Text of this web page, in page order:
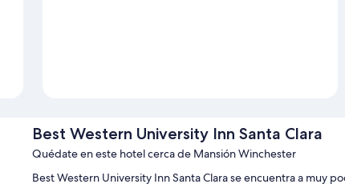
Best Western University Inn Santa Clara
Quédate en este hotel cerca de Mansión Winchester
Best Western University Inn Santa Clara se encuentra a muy